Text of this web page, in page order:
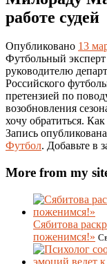
работе судей
Опубликовано 13
Футбольный
руководителю
Российского
претензией по
возобновления
хочу обратиться.
Запись
Футбол. Добавьте в
More from my
Сябитова
поженимся!»